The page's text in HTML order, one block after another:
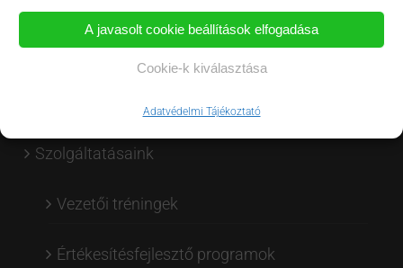
A javasolt cookie beállítások elfogadása
Cookie-k kiválasztása
Adatvédelmi Tájékoztató
Szolgáltatásaink
Vezetői tréningek
Értékesítésfejlesztő programok